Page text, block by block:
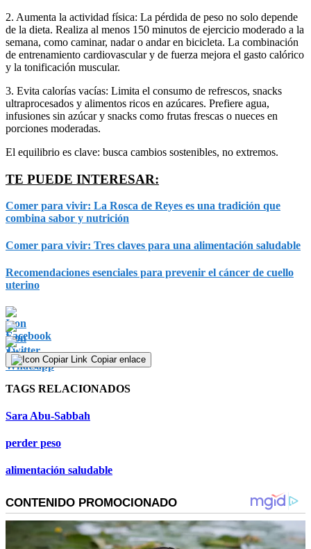
2. Aumenta la actividad física: La pérdida de peso no solo depende
de la dieta. Realiza al menos 150 minutos de ejercicio moderado a la
semana, como caminar, nadar o andar en bicicleta. La combinación
de entrenamiento cardiovascular y de fuerza mejora el gasto calórico
y la tonificación muscular.
3. Evita calorías vacías: Limita el consumo de refrescos, snacks
ultraprocesados y alimentos ricos en azúcares. Prefiere agua,
infusiones sin azúcar y snacks como frutas frescas o nueces en
porciones moderadas.
El equilibrio es clave: busca cambios sostenibles, no extremos.
TE PUEDE INTERESAR:
Comer para vivir: La Rosca de Reyes es una tradición que
combina sabor y nutrición
Comer para vivir: Tres claves para una alimentación saludable
Recomendaciones esenciales para prevenir el cáncer de cuello
uterino
Copiar enlace
TAGS RELACIONADOS
Sara Abu-Sabbah
perder peso
alimentación saludable